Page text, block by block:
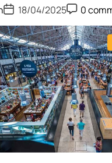
P
o
s
t
D
a
t
e
18/04/2025P
o
s
t
C
o
m
m
e
n
t
0